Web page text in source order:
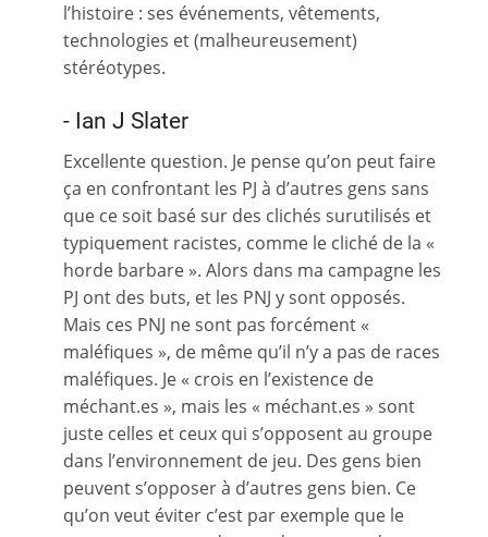
l’histoire : ses événements, vêtements,
technologies et (malheureusement)
stéréotypes.
- Ian J Slater
Excellente question. Je pense qu’on peut faire
ça en confrontant les PJ à d’autres gens sans
que ce soit basé sur des clichés surutilisés et
typiquement racistes, comme le cliché de la «
horde barbare ». Alors dans ma campagne les
PJ ont des buts, et les PNJ y sont opposés.
Mais ces PNJ ne sont pas forcément «
maléfiques », de même qu’il n’y a pas de races
maléfiques. Je « crois en l’existence de
méchant.es », mais les « méchant.es » sont
juste celles et ceux qui s’opposent au groupe
dans l’environnement de jeu. Des gens bien
peuvent s’opposer à d’autres gens bien. Ce
qu’on veut éviter c’est par exemple que le